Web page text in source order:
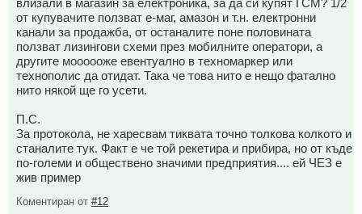
от купувачите ползват е-маг, амазон и т.н. електронни
канали за продажба, от останалите поне половината
ползват лизингови схеми през мобилните оператори, а
другите моооооже евентуално в техномаркер или
технополис да отидат. Така че това нито е нещо фатално
нито някой ще го усети.
П.С.
За протокола, не харесвам тиквата точно толкова колкото и
станалите тук. Факт е че той рекетира и прибира, но от къде
по-големи и обществено значими предприятия.... ей ЧЕЗ е
жив пример
Коментиран от #12